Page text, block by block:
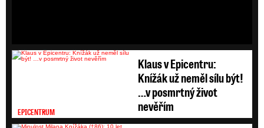
EPICENTRUM
Klaus v Epicentru:
Knížák už neměl sílu být!
…v posmrtný život
nevěřím